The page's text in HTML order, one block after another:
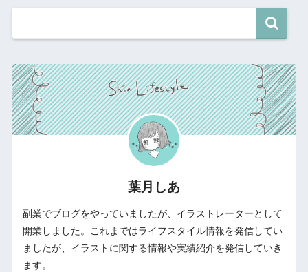
葉月しあ
副業でブログをやっていましたが、イラストレーターとして
開業しました。これまではライフスタイル情報を発信してい
ましたが、イラストに関する情報や実績紹介を発信していき
ます。